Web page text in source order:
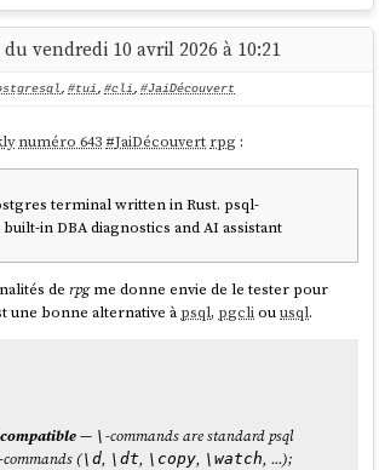
docs/TELEMETRY.md
telemetry? [y/N] y
"Quels sont les derniers
de ce projet ?"
m2.5
scripts/executable_current-
rtk to reduces OpenCode LLM
vendredi 10 avril 2026 à 10:21
, #tui, #cli, #JaiDécouvert
numéro 643 #JaiDécouvert rpg :
terminal written in Rust. psql-
in DBA diagnostics and AI assistant
derpgme donne envie de le tester pour
une bonne alternative à psql, pgcliouusql.
— \ -commands are standard psql
(\d, \dt, \copy, \watch, ...);